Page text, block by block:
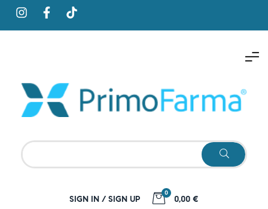
SIGN IN / SIGN UP
0
0,00 €